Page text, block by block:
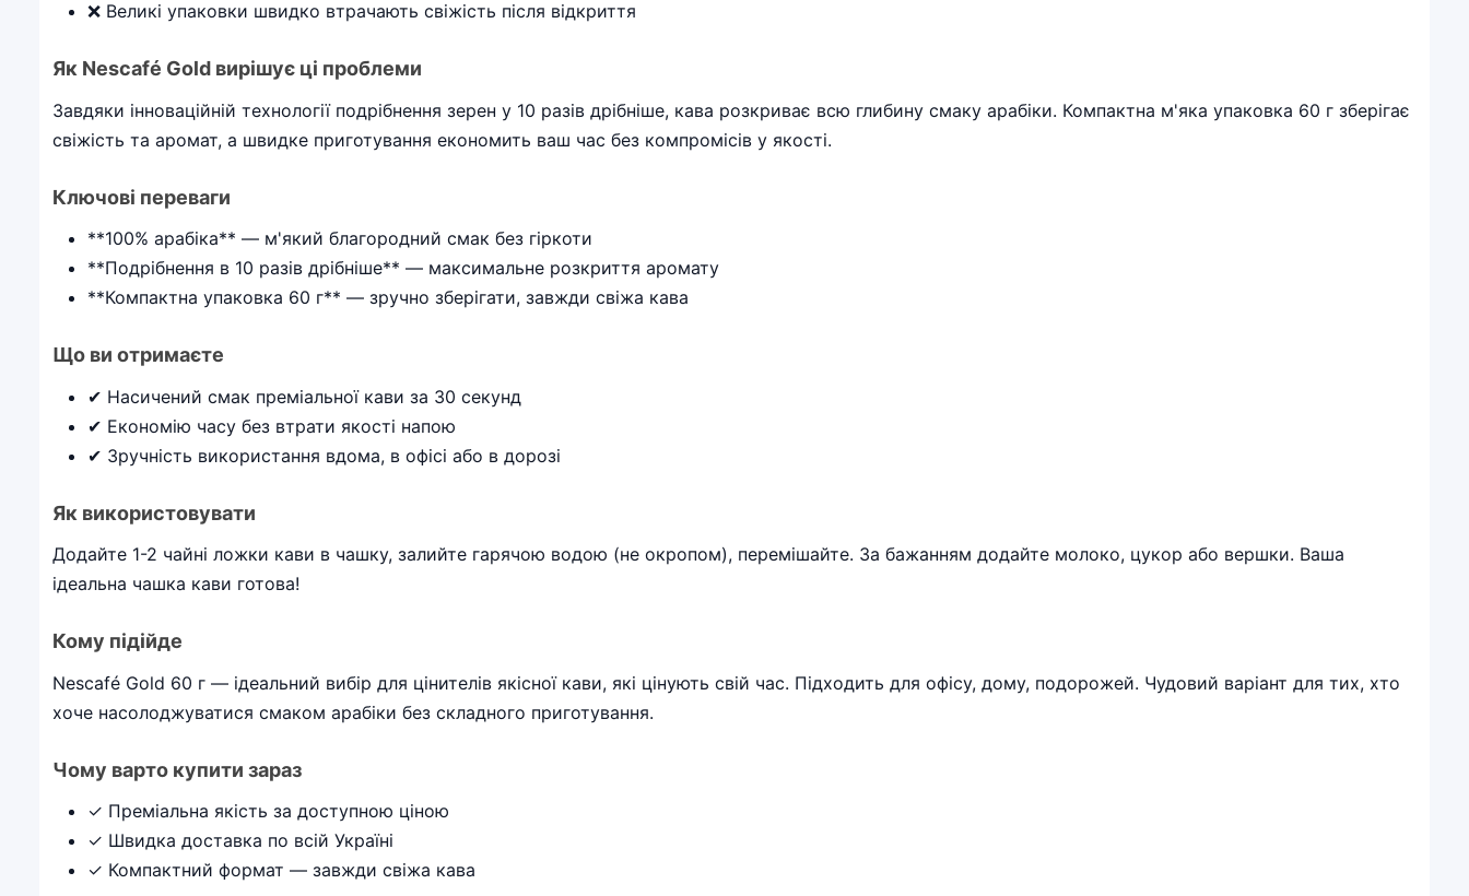
❌ Великі упаковки швидко втрачають свіжість після відкриття
Як Nescafé Gold вирішує ці проблеми
Завдяки інноваційній технології подрібнення зерен у 10 разів дрібніше, кава розкриває всю глибину смаку арабіки. Компактна м'яка упаковка 60 г зберігає
свіжість та аромат, а швидке приготування економить ваш час без компромісів у якості.
Ключові переваги
**100% арабіка** — м'який благородний смак без гіркоти
**Подрібнення в 10 разів дрібніше** — максимальне розкриття аромату
**Компактна упаковка 60 г** — зручно зберігати, завжди свіжа кава
Що ви отримаєте
✔ Насичений смак преміальної кави за 30 секунд
✔ Економію часу без втрати якості напою
✔ Зручність використання вдома, в офісі або в дорозі
Як використовувати
Додайте 1-2 чайні ложки кави в чашку, залийте гарячою водою (не окропом), перемішайте. За бажанням додайте молоко, цукор або вершки. Ваша
ідеальна чашка кави готова!
Кому підійде
Nescafé Gold 60 г — ідеальний вибір для цінителів якісної кави, які цінують свій час. Підходить для офісу, дому, подорожей. Чудовий варіант для тих, хто
хоче насолоджуватися смаком арабіки без складного приготування.
Чому варто купити зараз
✓ Преміальна якість за доступною ціною
✓ Швидка доставка по всій Україні
✓ Компактний формат — завжди свіжа кава